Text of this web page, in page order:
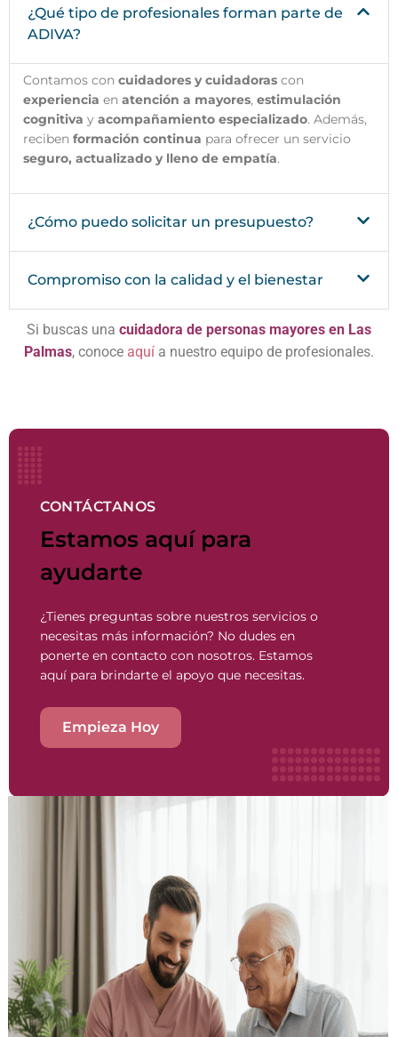
¿Qué tipo de profesionales forman parte de
ADIVA?
Contamos con cuidadores y cuidadoras con
experiencia en atención a mayores, estimulación
cognitiva y acompañamiento especializado. Además,
reciben formación continua para ofrecer un servicio
seguro, actualizado y lleno de empatía.
¿Cómo puedo solicitar un presupuesto?
Compromiso con la calidad y el bienestar
Si buscas una cuidadora de personas mayores en Las
Palmas, conoce aquí a nuestro equipo de profesionales.
CONTÁCTANOS
Estamos aquí para
ayudarte
¿Tienes preguntas sobre nuestros servicios o
necesitas más información? No dudes en
ponerte en contacto con nosotros. Estamos
aquí para brindarte el apoyo que necesitas.
Empieza Hoy